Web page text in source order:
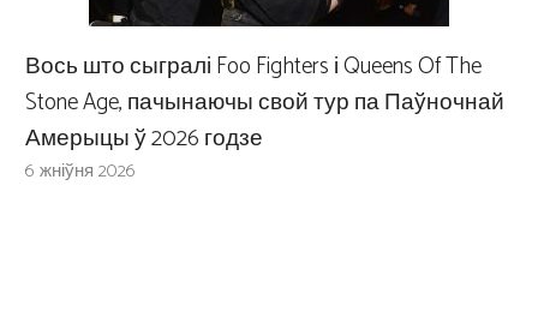
Вось што сыгралі Foo Fighters і Queens Of The
Stone Age, пачынаючы свой тур па Паўночнай
Амерыцы ў 2026 годзе
6 жніўня 2026